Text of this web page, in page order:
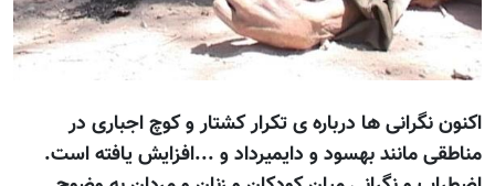
اکنون نگرانی ها درباره ی تکرار کشتار و کوچ اجباری در
مناطقی مانند بهسود و دایمیرداد و ...افزايش يافته است.